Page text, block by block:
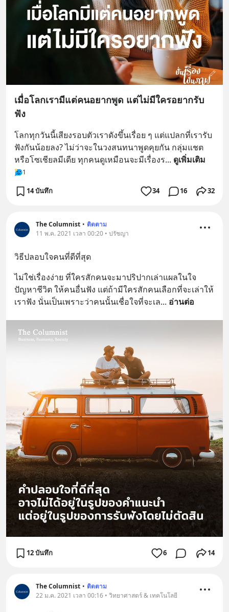
เมื่อโลกเรามีแต่คนอยากพูด แต่ไม่มีใครอยากรับ
ฟัง
โลกทุกวันนี้เสียงรอบตัวเราดังขึ้นเรื่อย ๆ แต่แปลกที่เรารับ
ฟังกันน้อยลง? ไม่ว่าจะในวงสนทนาพูดคุยกัน กลุ่มแชต
หรือโซเชียลมีเดีย ทุกคนดูเหมือนจะมีเรื่องร... ดูเพิ่มเติม
1
14 บันทึก 34 16 32
The Columnist • ติดตาม
11 พ.ค. 2021 เวลา 00:20 • ปรัชญา
วิธีปลอบใจคนที่ดีที่สุด
ไม่ใช่เรื่องง่าย ที่ใครสักคนจะมาปริปากเล่าแผลในใจ
ปัญหาชีวิต ให้คนอื่นฟัง แต่ถ้ามีใครสักคนเลือกที่จะเล่าให้
เราฟัง นั่นเป็นเพราะว่าคนนั้นเชื่อใจที่จะเล... อ่านต่อ
12 บันทึก 6 14
The Columnist • ติดตาม
22 ม.ค. 2021 เวลา 00:16 • วิทยาศาสตร์ & เทคโนโลยี